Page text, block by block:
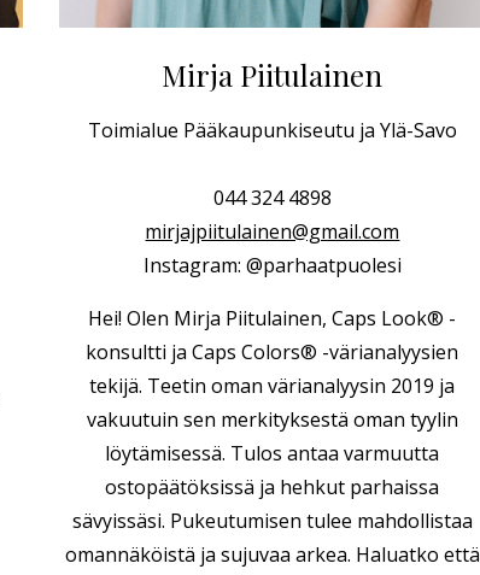
Mirja Piitulainen
Toimialue Pääkaupunkiseutu ja Ylä-Savo
044 324 4898
mirjajpiitulainen@gmail.com
Instagram: @parhaatpuolesi
Hei! Olen Mirja Piitulainen, Caps Look® -
konsultti ja Caps Colors® -värianalyysien
tekijä. Teetin oman värianalyysin 2019 ja
vakuutuin sen merkityksestä oman tyylin
löytämisessä. Tulos antaa varmuutta
ostopäätöksissä ja hehkut parhaissa
sävyissäsi. Pukeutumisen tulee mahdollistaa
omannäköistä ja sujuvaa arkea. Haluatko että